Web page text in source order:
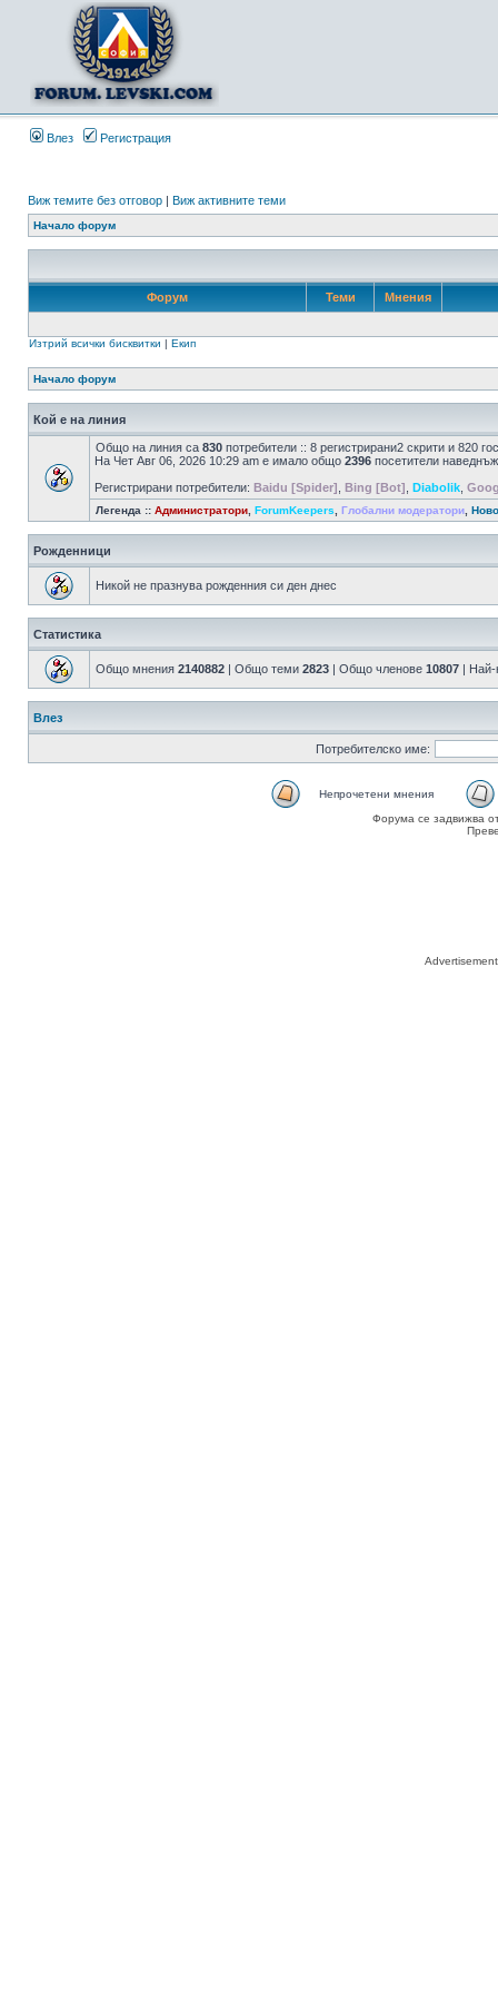
Влез Регистрация
Виж темите без отговор | Виж активните теми
Начало форум
Форум Теми Мнения
Изтрий всички бисквитки | Екип
Начало форум
Кой е на линия
Общо на линия са 830 потребители :: 8 регистрирани2 скрити и 820
На Чет Авг 06, 2026 10:29 am е имало общо 2396 посетители
Регистрирани потребители: Baidu [Spider] Bing [Bot] Diabolik
Легенда :: Администратори ForumKeepers Глобални модератори
Рожденници
Никой не празнува рожденния си ден днес
Статистика
Общо мнения 2140882 | Общо теми 2823 | Общо членове 10807 |
Влез
Потребителско име:
Непрочетени мнения
Форума се задвижва